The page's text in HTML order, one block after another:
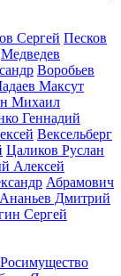
Сергей Песков
Медведев
Воробьев
Максут
Михаил
Геннадий
Вексельберг
Цаликов Руслан
Алексей
Абрамович
Ананьев Дмитрий
Сергей
Росимущество